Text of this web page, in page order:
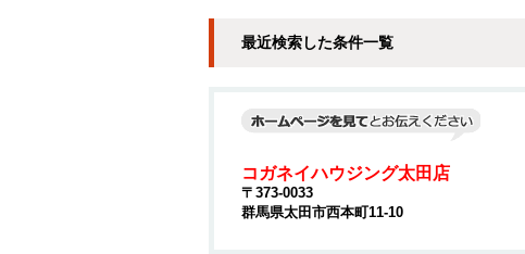
最近検索した条件一覧
コガネイハウジング太田店
〒373-0033
群馬県太田市西本町11-10